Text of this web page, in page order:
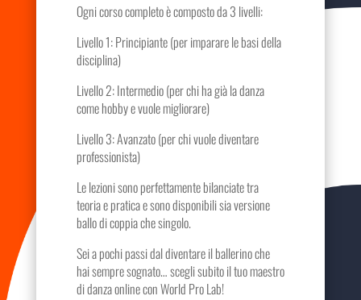
Ogni corso completo è composto da 3 livelli:
Livello 1: Principiante (per imparare le basi della
disciplina)
Livello 2: Intermedio (per chi ha già la danza
come hobby e vuole migliorare)
Livello 3: Avanzato (per chi vuole diventare
professionista)
Le lezioni sono perfettamente bilanciate tra
teoria e pratica e sono disponibili sia versione
ballo di coppia che singolo.
Sei a pochi passi dal diventare il ballerino che
hai sempre sognato… scegli subito il tuo maestro
di danza online con World Pro Lab!